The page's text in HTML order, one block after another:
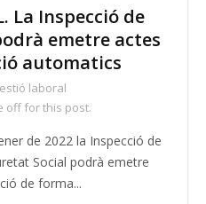
La Inspecció de
emetre actes
automatics
laboral
off for this post.
de 2022 la Inspecció de
Social podrà emetre
de forma...